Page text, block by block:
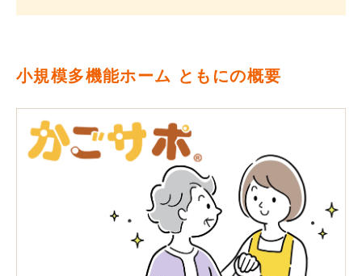
小規模多機能ホーム ともにの概要